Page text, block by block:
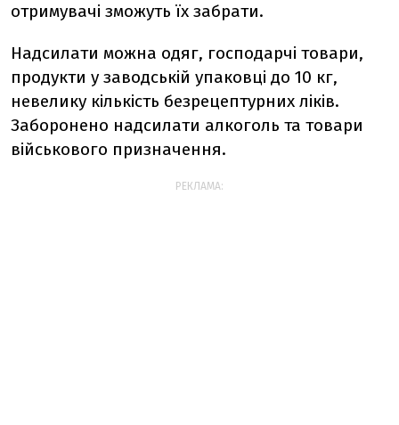
отримувачі зможуть їх забрати.
Надсилати можна одяг, господарчі товари,
продукти у заводській упаковці до 10 кг,
невелику кількість безрецептурних ліків.
Заборонено надсилати алкоголь та товари
військового призначення.
РЕКЛАМА: